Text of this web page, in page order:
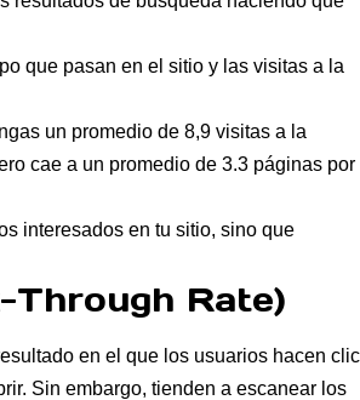
que pasan en el sitio y las visitas a la
un promedio de 8,9 visitas a la
cae a un promedio de 3.3 páginas por
interesados ​​en tu sitio, sino que
Through Rate)
en el que los usuarios hacen
Sin embargo, tienden a escanear los